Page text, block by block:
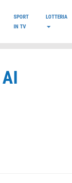
SPORT
IN TV
LOTTERIA